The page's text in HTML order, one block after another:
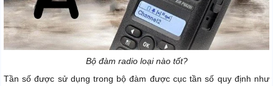
Bộ đàm radio loại nào tốt?
Tần số được sử dụng trong bộ đàm được cục tần số quy định như